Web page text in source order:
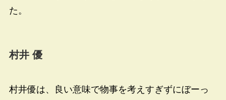
た。
村井 優
村井優は、良い意味で物事を考えすぎずにぼーっ